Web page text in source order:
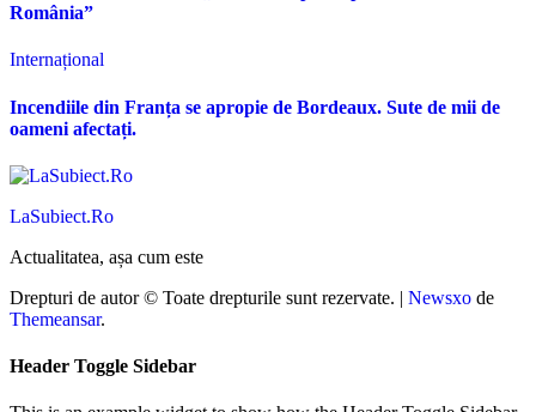
România”
Internațional
Incendiile din Franța se apropie de Bordeaux. Sute de mii de
oameni afectați.
LaSubiect.Ro
Actualitatea, așa cum este
Drepturi de autor © Toate drepturile sunt rezervate. | Newsxo de
Themeansar.
Header Toggle Sidebar